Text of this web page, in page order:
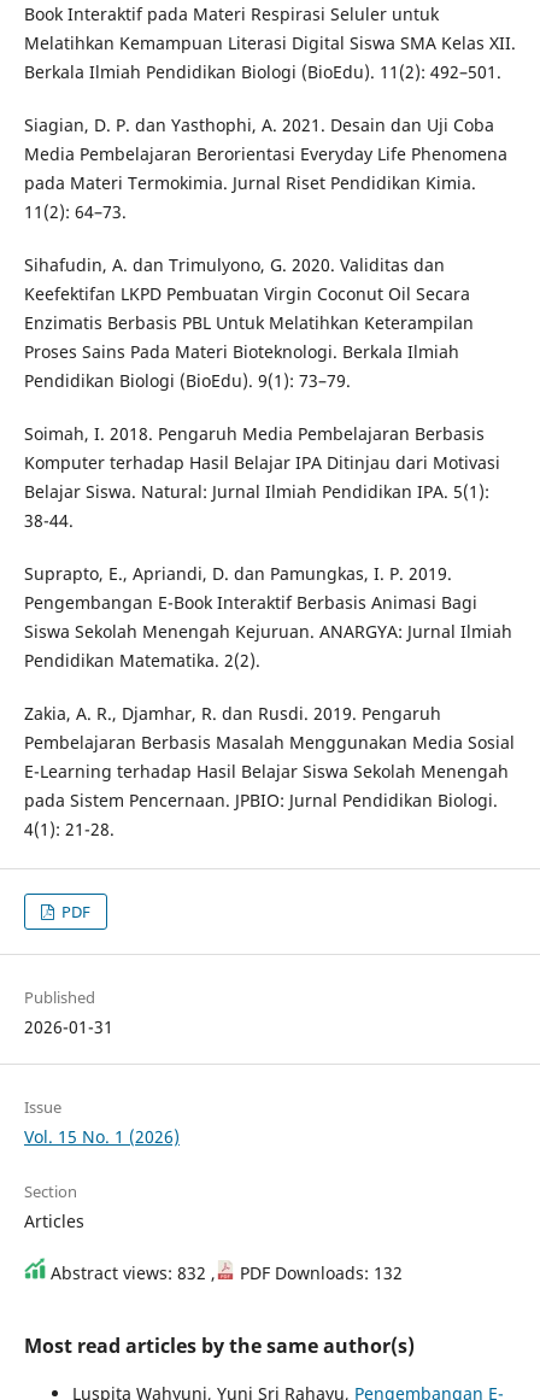
Book Interaktif pada Materi Respirasi Seluler untuk
Melatihkan Kemampuan Literasi Digital Siswa SMA Kelas XII.
Berkala Ilmiah Pendidikan Biologi (BioEdu). 11(2): 492–501.
Siagian, D. P. dan Yasthophi, A. 2021. Desain dan Uji Coba
Media Pembelajaran Berorientasi Everyday Life Phenomena
pada Materi Termokimia. Jurnal Riset Pendidikan Kimia.
11(2): 64–73.
Sihafudin, A. dan Trimulyono, G. 2020. Validitas dan
Keefektifan LKPD Pembuatan Virgin Coconut Oil Secara
Enzimatis Berbasis PBL Untuk Melatihkan Keterampilan
Proses Sains Pada Materi Bioteknologi. Berkala Ilmiah
Pendidikan Biologi (BioEdu). 9(1): 73–79.
Soimah, I. 2018. Pengaruh Media Pembelajaran Berbasis
Komputer terhadap Hasil Belajar IPA Ditinjau dari Motivasi
Belajar Siswa. Natural: Jurnal Ilmiah Pendidikan IPA. 5(1):
38-44.
Suprapto, E., Apriandi, D. dan Pamungkas, I. P. 2019.
Pengembangan E-Book Interaktif Berbasis Animasi Bagi
Siswa Sekolah Menengah Kejuruan. ANARGYA: Jurnal Ilmiah
Pendidikan Matematika. 2(2).
Zakia, A. R., Djamhar, R. dan Rusdi. 2019. Pengaruh
Pembelajaran Berbasis Masalah Menggunakan Media Sosial
E-Learning terhadap Hasil Belajar Siswa Sekolah Menengah
pada Sistem Pencernaan. JPBIO: Jurnal Pendidikan Biologi.
4(1): 21-28.
PDF
Published
2026-01-31
Issue
Vol. 15 No. 1 (2026)
Section
Articles
Abstract views: 832 , PDF Downloads: 132
Most read articles by the same author(s)
Luspita Wahyuni, Yuni Sri Rahayu, Pengembangan E-